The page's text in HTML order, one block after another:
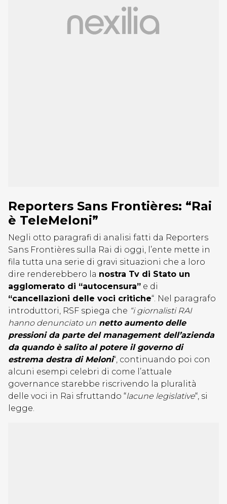
Reporters Sans Frontières: “Rai
è TeleMeloni”
Negli otto paragrafi di analisi fatti da Reporters
Sans Frontières sulla Rai di oggi, l’ente mette in
fila tutta una serie di gravi situazioni che a loro
dire renderebbero la nostra Tv di Stato un
agglomerato di “autocensura” e di
“cancellazioni delle voci critiche“. Nel paragrafo
introduttori, RSF spiega che “i giornalisti RAI
hanno denunciato un netto aumento delle
pressioni da parte del management dell’azienda
da quando è salito al potere il governo di
estrema destra di Meloni“, continuando poi con
alcuni esempi celebri di come l’attuale
governance starebbe riscrivendo la pluralità
delle voci in Rai sfruttando “lacune legislative“, si
legge.